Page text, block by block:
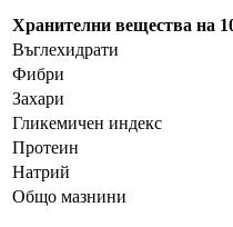
Хранителни вещества на
Въглехидрати
Фибри
Захари
Гликемичен индекс
Протеин
Натрий
Общо мазнини